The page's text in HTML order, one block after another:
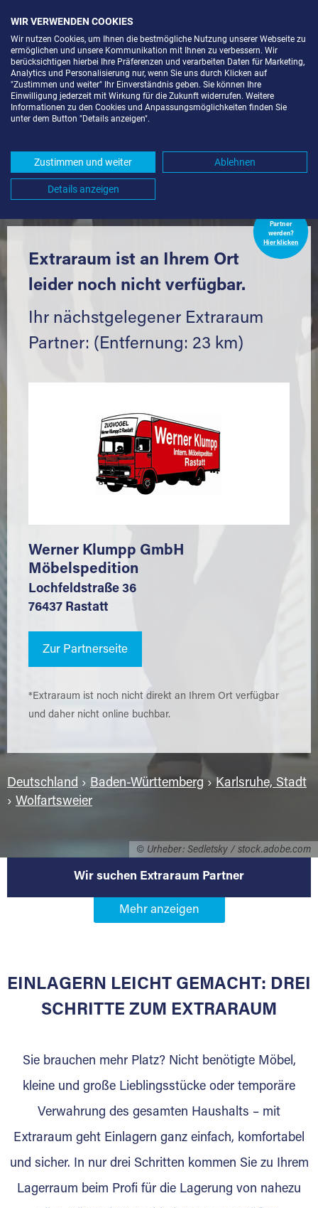
© Urheber: Sedletsky / stock.adobe.com
LAGERBOX IN KARLSRUHE-
UMGEBUNG *
Komfortabel einlagern mit Extraraum
Partner
werden?
Hier klicken
Extraraum ist an Ihrem Ort
leider noch nicht verfügbar.
Ihr nächstgelegener Extraraum
Partner: (Entfernung: 23 km)
Werner Klumpp GmbH
Möbelspedition
Lochfeldstraße 36
76437 Rastatt
Zur Partnerseite
*Extraraum ist noch nicht direkt an Ihrem Ort verfügbar
und daher nicht online buchbar.
Deutschland › Baden-Württemberg › Karlsruhe, Stadt
› Wolfartsweier
Wir suchen Extraraum Partner
Werden Sie Extraraum Partner in
Sie bieten Kunden Lagerraum zur Miete, der
für die Einlagerung von Umzugsgut gebaut
Lagerkunden und Vermietungen.
Ihre Vorteile als Extraraum Partner:
Marktgerechte Preise
Digitale Buchungsplattform
Gewinnung von Neukunden
EINLAGERN LEICHT GEMACHT: DREI
SCHRITTE ZUM EXTRARAUM
Sie brauchen mehr Platz? Nicht benötigte Möbel,
kleine und große Lieblingsstücke oder temporäre
Verwahrung des gesamten Haushalts – mit
Extraraum geht Einlagern ganz einfach, komfortabel
und sicher. In nur drei Schritten kommen Sie zu Ihrem
Lagerraum beim Profi für die Lagerung von nahezu
WIR VERWENDEN COOKIES
Wir nutzen Cookies, um Ihnen die bestmögliche Nutzung unserer Webseite zu
ermöglichen und unsere Kommunikation mit Ihnen zu verbessern. Wir
berücksichtigen hierbei Ihre Präferenzen und verarbeiten Daten für Marketing,
Analytics und Personalisierung nur, wenn Sie uns durch Klicken auf
"Zustimmen und weiter" Ihr Einverständnis geben. Sie können Ihre
Einwilligung jederzeit mit Wirkung für die Zukunft widerrufen. Weitere
Informationen zu den Cookies und Anpassungsmöglichkeiten finden Sie
unter dem Button "Details anzeigen".
Zustimmen und weiter Ablehnen
Details anzeigen